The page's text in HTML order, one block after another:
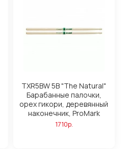
TXR5BW 5B "The Natural"
Барабанные палочки,
орех гикори, деревянный
наконечник, ProMark
1710р.